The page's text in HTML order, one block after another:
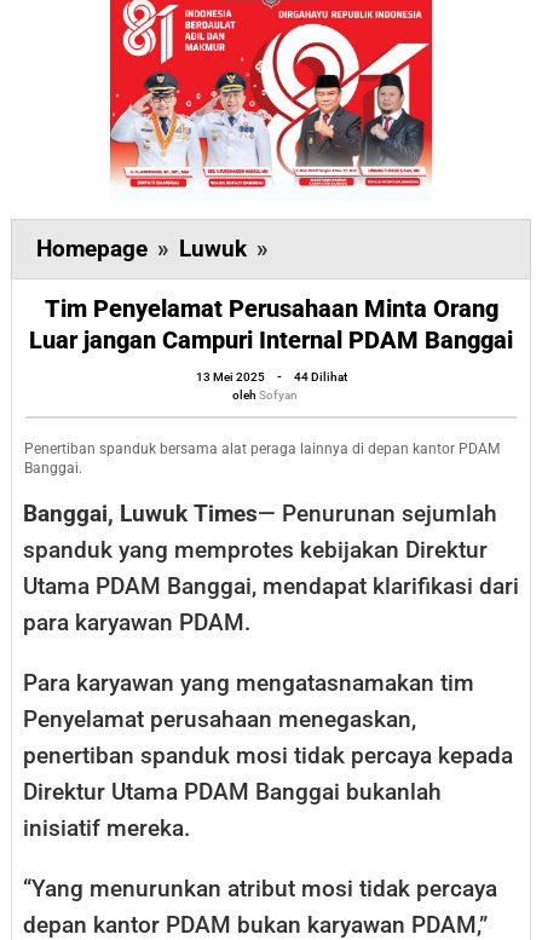
Homepage » Luwuk »
Penyelamat
Perusahaan
Minta
Orang
Luar
jangan
Internal
PDAM
Banggai
Tim Penyelamat Perusahaan Minta Orang
Luar jangan Campuri Internal PDAM Banggai
13 Mei 2025
oleh
Sofyan
-
44 Dilihat
oleh Sofyan
Penertiban spanduk bersama alat peraga lainnya di depan kantor PDAM
Banggai.
Banggai, Luwuk Times— Penurunan sejumlah
spanduk yang memprotes kebijakan Direktur
Utama PDAM Banggai, mendapat klarifikasi dari
para karyawan PDAM.
Para karyawan yang mengatasnamakan tim
Penyelamat perusahaan menegaskan,
penertiban spanduk mosi tidak percaya kepada
Direktur Utama PDAM Banggai bukanlah
inisiatif mereka.
“Yang menurunkan atribut mosi tidak percaya
depan kantor PDAM bukan karyawan PDAM,”